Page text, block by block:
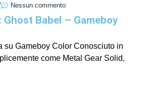
Nessun commento
Ghost Babel – Gameboy
su Gameboy Color Conosciuto in
come Metal Gear Solid,